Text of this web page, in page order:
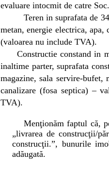
evaluare intocmit de catre
Teren in suprafata de
metan, energie electrica,
(valoarea nu include TVA).
Constructie constand in
inaltime parter, suprafata
magazine, sala servire-bufet,
canalizare (fosa septica) –
TVA).
Menţionăm faptul că,
„livrarea de construcţii/
construcţii.”, bunurile
adăugată.